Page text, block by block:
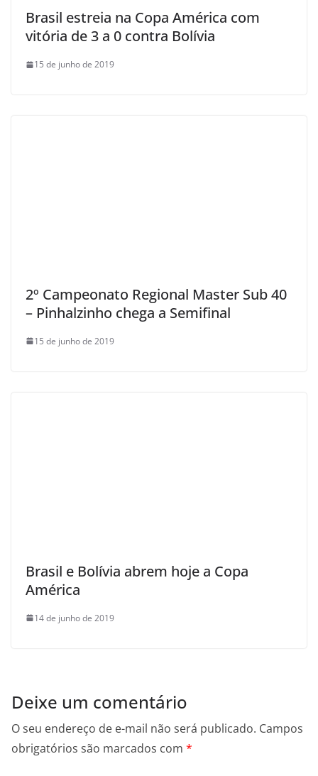
Brasil estreia na Copa América com
vitória de 3 a 0 contra Bolívia
15 de junho de 2019
2º Campeonato Regional Master Sub 40
– Pinhalzinho chega a Semifinal
15 de junho de 2019
Brasil e Bolívia abrem hoje a Copa
América
14 de junho de 2019
Deixe um comentário
O seu endereço de e-mail não será publicado. Campos
obrigatórios são marcados com *